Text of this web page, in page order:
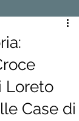
Loreto
Case di